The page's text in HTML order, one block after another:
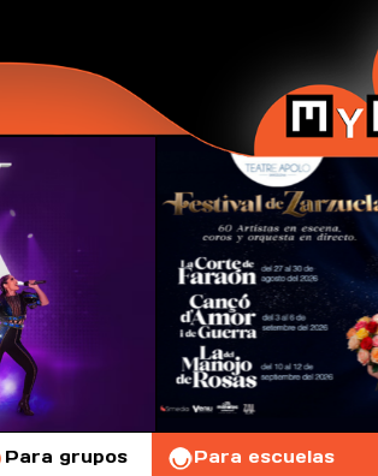
Para grupos Para escuelas